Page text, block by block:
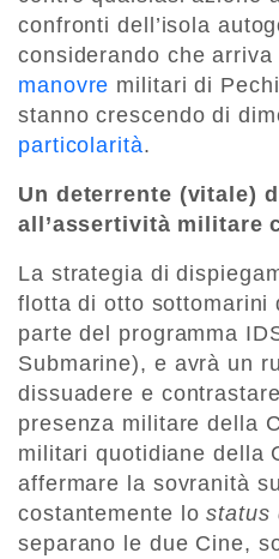
confronti dell’isola
considerando che
manovre militari di
stanno crescendo di
particolarità.
Un deterrente (vitale)
all’assertività militare
La strategia di
flotta di otto sottomarini
parte del programma
Submarine), e avrà un
dissuadere e
presenza militare della
militari quotidiane della
affermare la sovranità
costantemente lostatus
separano le due Cine,